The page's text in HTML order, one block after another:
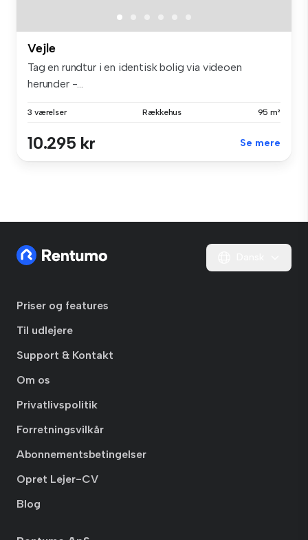
Vejle
Tag en rundtur i en identisk bolig via videoen
herunder -...
3 værelser Rækkehus 95 m²
10.295 kr Se mere
Priser og features
Til udlejere
Support & Kontakt
Om os
Privatlivspolitik
Forretningsvilkår
Abonnementsbetingelser
Opret Lejer-CV
Blog